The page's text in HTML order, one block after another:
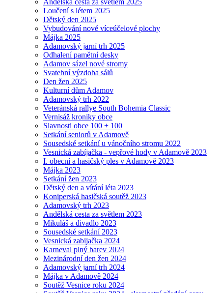
Andělská cesta za světlem 2025
Loučení s létem 2025
Dětský den 2025
Vybudování nové víceúčelové plochy
Májka 2025
Adamovský jarní trh 2025
Odhalení pamětní desky
Adamov sázel nové stromy
Svatební výzdoba sálů
Den žen 2025
Kulturní dům Adamov
Adamovský trh 2022
Veteránská rallye South Bohemia Classic
Vernisáž kroniky obce
Slavnosti obce 100 + 100
Setkání seniorů v Adamově
Sousedské setkání u vánočního stromu 2022
Vesnická zabíjačka - vepřové hody v Adamově 2023
I. obecní a hasičský ples v Adamově 2023
Májka 2023
Setkání žen 2023
Dětský den a vítání léta 2023
Koniperská hasičská soutěž 2023
Adamovský trh 2023
Andělská cesta za světlem 2023
Mikuláš a divadlo 2023
Sousedské setkání 2023
Vesnická zabijačka 2024
Karneval plný barev 2024
Mezinárodní den žen 2024
Adamovský jarní trh 2024
Májka v Adamově 2024
Soutěž Vesnice roku 2024